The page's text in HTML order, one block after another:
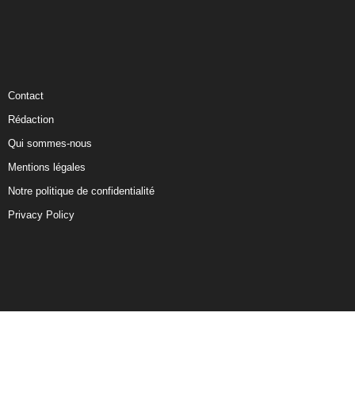
Contact
Rédaction
Qui sommes-nous
Mentions légales
Notre politique de confidentialité
Privacy Policy